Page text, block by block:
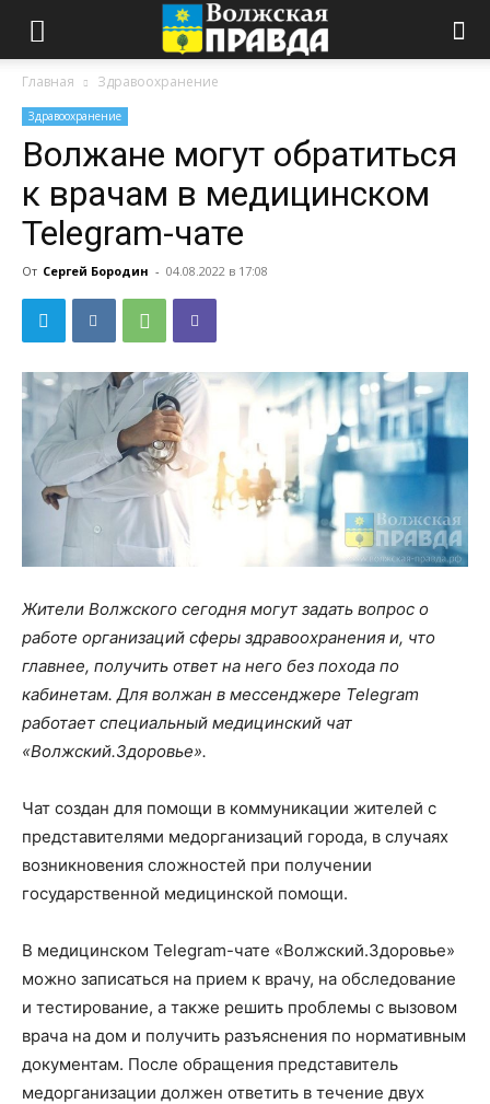
Главная Здравоохранение
Здравоохранение
Волжане могут обратиться
к врачам в медицинском
Telegram-чате
От Сергей Бородин - 04.08.2022 в 17:08
Жители Волжского сегодня могут задать вопрос о
работе организаций сферы здравоохранения и, что
главнее, получить ответ на него без похода по
кабинетам. Для волжан в мессенджере Telegram
работает специальный медицинский чат
«Волжский.Здоровье».
Чат создан для помощи в коммуникации жителей с
представителями медорганизаций города, в случаях
возникновения сложностей при получении
государственной медицинской помощи.
В медицинском Telegram-чате «Волжский.Здоровье»
можно записаться на прием к врачу, на обследование
и тестирование, а также решить проблемы с вызовом
врача на дом и получить разъяснения по нормативным
документам. После обращения представитель
медорганизации должен ответить в течение двух